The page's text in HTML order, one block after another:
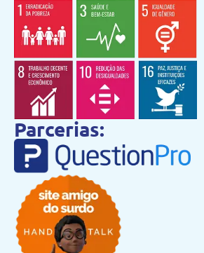
Parcerias: